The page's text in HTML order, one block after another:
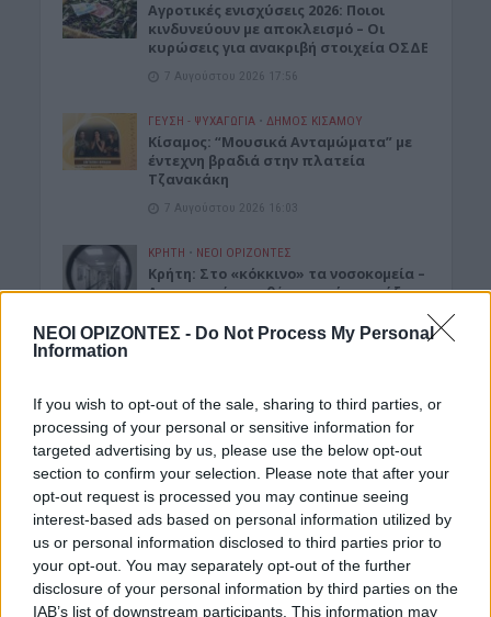
ΝΕΟΙ ΟΡΙΖΟΝΤΕΣ - Do Not Process My Personal
Information
If you wish to opt-out of the sale, sharing to third parties, or
processing of your personal or sensitive information for
targeted advertising by us, please use the below opt-out
section to confirm your selection. Please note that after your
opt-out request is processed you may continue seeing
interest-based ads based on personal information utilized by
us or personal information disclosed to third parties prior to
your opt-out. You may separately opt-out of the further
disclosure of your personal information by third parties on the
IAB’s list of downstream participants. This information may
Αγροτικές ενισχύσεις 2026: Ποιοι
κινδυνεύουν με αποκλεισμό – Οι
κυρώσεις για ανακριβή στοιχεία ΟΣΔΕ
7 Αυγούστου 2026 17:56
ΓΕΎΣΗ - ΨΥΧΑΓΩΓΊΑ • ΔΉΜΟΣ ΚΙΣΆΜΟΥ
Κίσαμος: “Μουσικά Ανταμώματα” με
έντεχνη βραδιά στην πλατεία
Τζανακάκη
7 Αυγούστου 2026 16:03
ΚΡΗΤΗ • ΝΕΟΙ ΟΡΙΖΟΝΤΕΣ
Κρήτη: Στο «κόκκινο» τα νοσοκομεία –
Ασφυκτικές συνθήκες από την αύξηση
υποστελέχωση
ΝΟΜΌΣ ΧΑΝΊΩΝ
Χανιά: Θάνατος 64χρονου σε πισίνα
ξενοδοχείου – Μια σύλληψη
7 Αυγούστου 2026 14:54
ΓΕΎΣΗ - ΨΥΧΑΓΩΓΊΑ • ΚΡΗΤΗ
Ψαραντώνης: Ο λυράρης που
κουβαλά μέσα του την Κρήτη
7 Αυγούστου 2026 13:51